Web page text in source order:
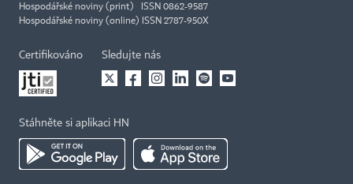
Hospodářské noviny (print) ISSN 0862-9587
Hospodářské noviny (online) ISSN 2787-950X
Certifikováno Sledujte nás
Stáhněte si aplikaci HN